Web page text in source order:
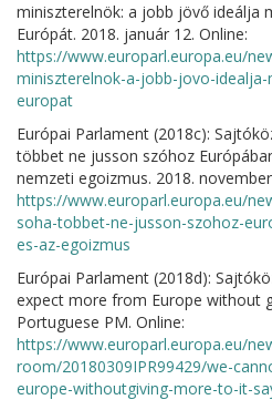
miniszterelnök: a jobb jövő ideálja
Európát. 2018. január 12. Online:
https://www.europarl.europa.eu/
miniszterelnok-a-jobb-jovo-
europat
Európai Parlament (2018c):
többet ne jusson szóhoz
nemzeti egoizmus. 2018.
https://www.europarl.europa.eu/
soha-tobbet-ne-jusson-szohoz-
es-az-egoizmus
Európai Parlament (2018d):
expect more from Europe without
Portuguese PM. Online:
https://www.europarl.europa.eu/
room/20180309IPR99429/we-
europe-withoutgiving-more-to-it-